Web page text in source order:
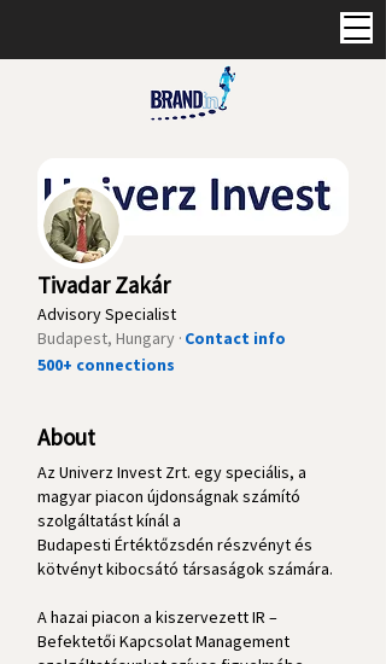
Tivadar Zakár
Advisory Specialist
Budapest, Hungary ·Contact info
500+ connections
About
Az Univerz Invest Zrt. egy speciális, a
magyar piacon újdonságnak számító
szolgáltatást kínál a
Budapesti Értéktőzsdén részvényt és
kötvényt kibocsátó társaságok számára.
A hazai piacon a kiszervezett IR –
Befektetői Kapcsolat Management